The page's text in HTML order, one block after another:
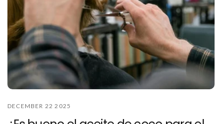
DECEMBER 22 2025